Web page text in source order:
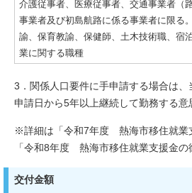
介護従事者、医療従事者、交通事業者（
事業者及び初島航路に係る事業者に限る
諭、保育教諭、保健師、土木技術職、宿
業に関する職種
3．関係人口要件に手申請する場合は
申請日から5年以上継続して勤務する意
※詳細は「令和7年度 熱海市移住就業
「令和8年度 熱海市移住就業支援金の
交付金額